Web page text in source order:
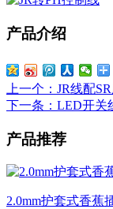
产品介绍
上一个 ：JR线配
下一条 ：LED开关
产品推荐
2.0mm护套式香蕉